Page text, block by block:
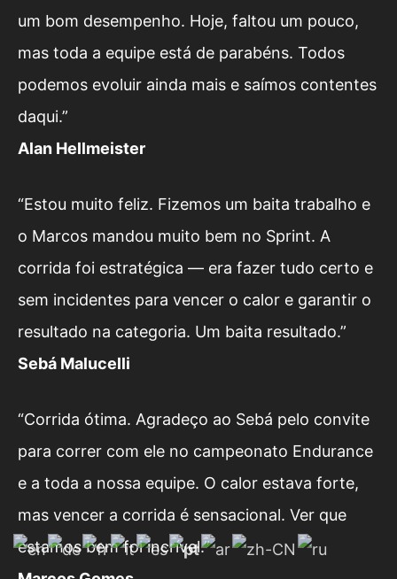
um bom desempenho. Hoje, faltou um pouco,
mas toda a equipe está de parabéns. Todos
podemos evoluir ainda mais e saímos contentes
daqui.”
Alan Hellmeister
“Estou muito feliz. Fizemos um baita trabalho e
o Marcos mandou muito bem no Sprint. A
corrida foi estratégica — era fazer tudo certo e
sem incidentes para vencer o calor e garantir o
resultado na categoria. Um baita resultado.”
Sebá Malucelli
“Corrida ótima. Agradeço ao Sebá pelo convite
para correr com ele no campeonato Endurance
e a toda a nossa equipe. O calor estava forte,
mas vencer a corrida é sensacional. Ver que
estamos bem foi incrível.”